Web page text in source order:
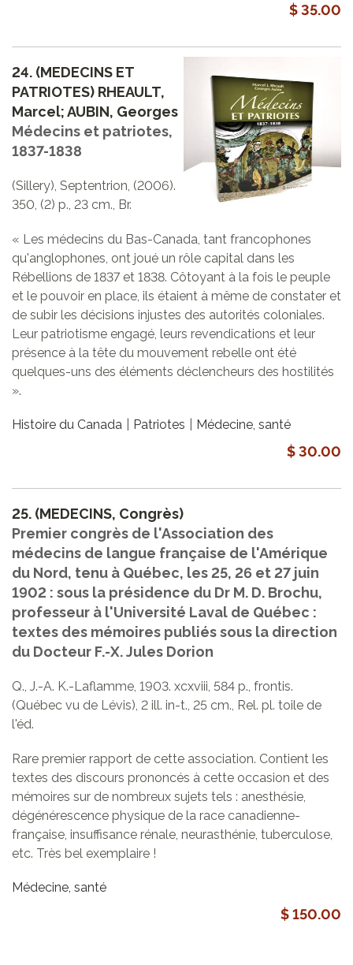
$ 35.00
24. (MEDECINS ET
PATRIOTES) RHEAULT,
Marcel; AUBIN, Georges
Médecins et patriotes,
1837-1838
(Sillery), Septentrion, (2006).
350, (2) p., 23 cm., Br.
« Les médecins du Bas-Canada, tant francophones
qu'anglophones, ont joué un rôle capital dans les
Rébellions de 1837 et 1838. Côtoyant à la fois le peuple
et le pouvoir en place, ils étaient à même de constater et
de subir les décisions injustes des autorités coloniales.
Leur patriotisme engagé, leurs revendications et leur
présence à la tête du mouvement rebelle ont été
quelques-uns des éléments déclencheurs des hostilités
».
Histoire du Canada Patriotes Médecine, santé
$ 30.00
25. (MEDECINS, Congrès)
Premier congrès de l'Association des
médecins de langue française de l'Amérique
du Nord, tenu à Québec, les 25, 26 et 27 juin
1902 : sous la présidence du Dr M. D. Brochu,
professeur à l'Université Laval de Québec :
textes des mémoires publiés sous la direction
du Docteur F.-X. Jules Dorion
Q., J.-A. K.-Laflamme, 1903. xcxviii, 584 p., frontis.
(Québec vu de Lévis), 2 ill. in-t., 25 cm., Rel. pl. toile de
l'éd.
Rare premier rapport de cette association. Contient les
textes des discours prononcés à cette occasion et des
mémoires sur de nombreux sujets tels : anesthésie,
dégénérescence physique de la race canadienne-
française, insuffisance rénale, neurasthénie, tuberculose,
etc. Très bel exemplaire !
Médecine, santé
$ 150.00